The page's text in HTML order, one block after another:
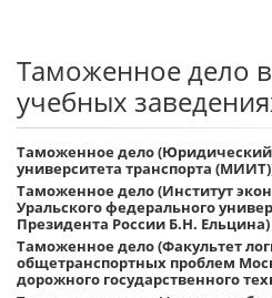
Таможенное дело
учебных
Таможенное дело (Юридический
университета транспорта
Таможенное дело (Институт
Уральского федерального
Президента России Б.Н. Ельцина)
Таможенное дело (Факультет
общетранспортных проблем
дорожного государственного